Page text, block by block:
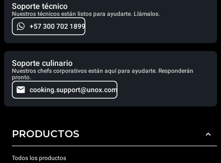
Soporte técnico
Nuestros técnicos están listos para ayudarte. Llámalos.
+57 300 702 1899
Soporte culinario
Nuestros chefs corporativos están aquí para ayudarte. Responderán
pronto.
cooking.support@unox.com
PRODUCTOS
Todos los productos